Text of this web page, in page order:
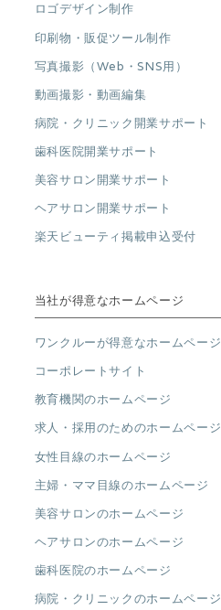
ロゴデザイン制作
印刷物・販促ツール制作
写真撮影（Web・SNS用）
動画撮影・動画編集
病院・クリニック開業サポート
歯科医院開業サポート
美容サロン開業サポート
ヘアサロン開業サポート
楽天ビューティ掲載申込受付
当社が得意なホームページ
ワンクルーが得意なホームページ
コーポレートサイト
教育機関のホームページ
求人・採用のためのホームページ
女性目線のホームページ
主婦・ママ目線のホームページ
美容サロンのホームページ
ヘアサロンのホームページ
歯科医院のホームページ
病院・クリニックのホームページ